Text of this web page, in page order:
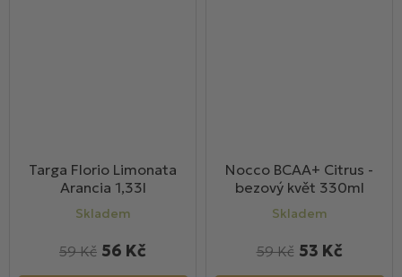
Targa Florio Limonata
Arancia 1,33l
Skladem
56 Kč
59 Kč
Nocco BCAA+ Citrus -
bezový květ 330ml
Skladem
53 Kč
59 Kč